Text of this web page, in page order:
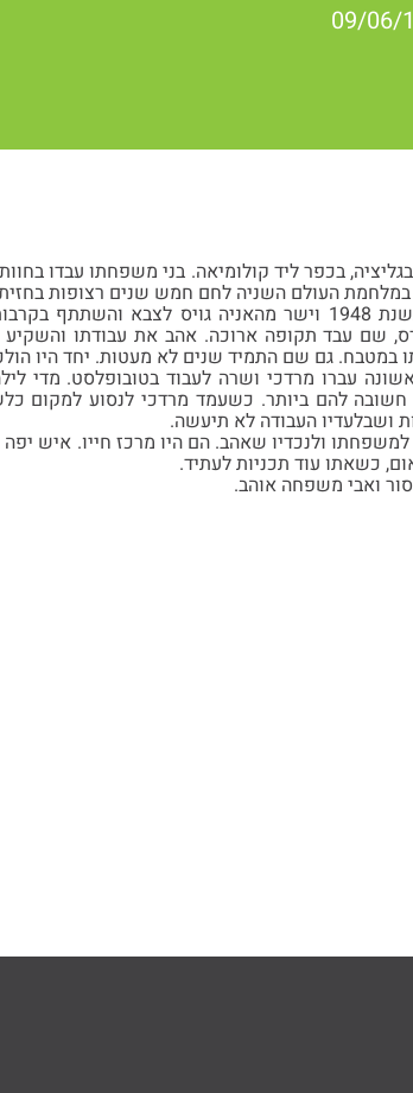
מרדכי נולד ב-1914 בגליציה, בכפר ליד קולומיאה. בני
העולם השניה לחם חמש שנים רצופות
שם עבד תקופה ארוכה. אהב את עבודתו
גם שם התמיד שנים לא מעטות. יחד היו
עברו מרדכי ושרה לעבוד בטובופלסט. מדי
חשובה להם ביותר. כשעמד מרדכי לנסוע למקום
ושבלעדיו העבודה לא תיעשה.
ולנכדיו שאהב. הם היו מרכז חייו. איש
כשאתו עוד תכניות לעתיד.
ואבי משפחה אוהב.